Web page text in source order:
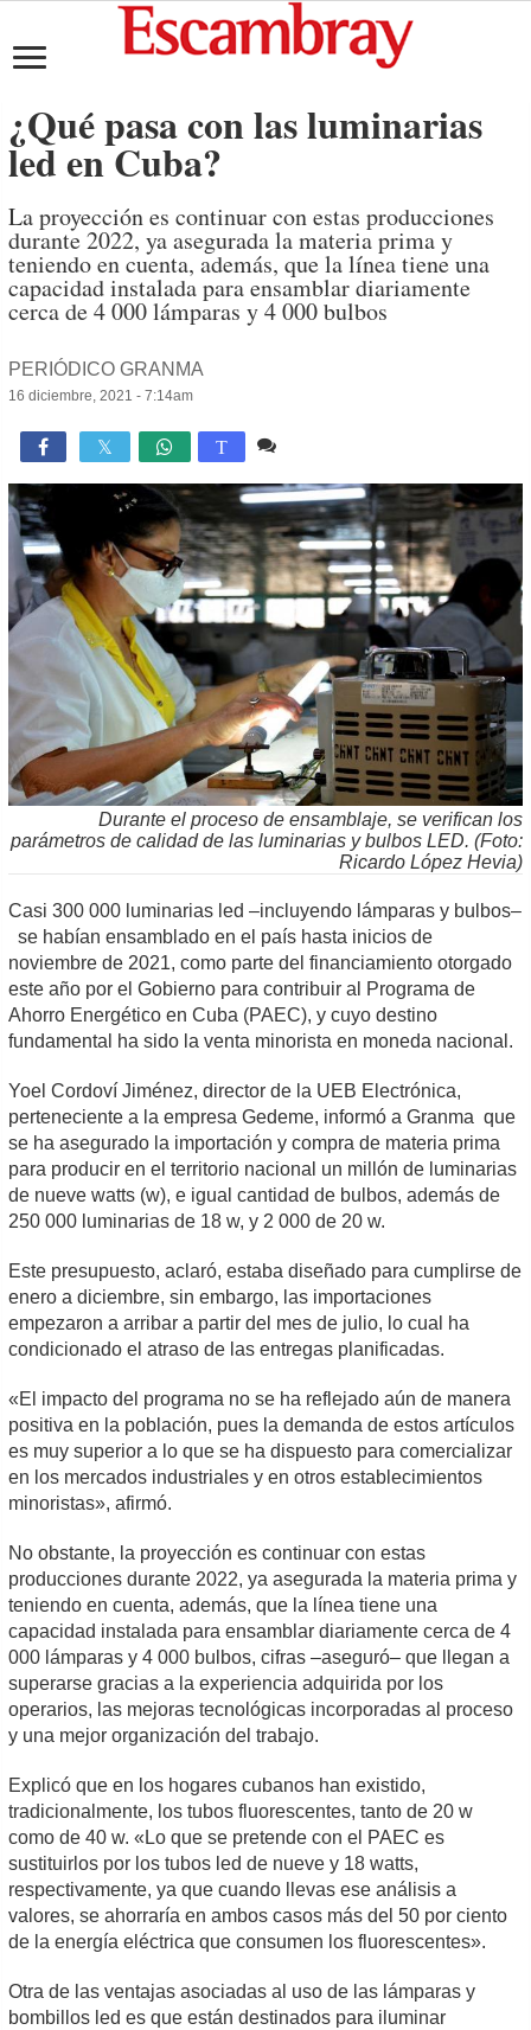
¿Qué pasa con las luminarias
led en Cuba?
La proyección es continuar con estas producciones
durante 2022, ya asegurada la materia prima y
teniendo en cuenta, además, que la línea tiene una
capacidad instalada para ensamblar diariamente
cerca de 4 000 lámparas y 4 000 bulbos
PERIÓDICO GRANMA
16 diciembre, 2021 - 7:14am
 T
Durante el proceso de ensamblaje, se verifican los
parámetros de calidad de las luminarias y bulbos LED. (Foto:
Ricardo López Hevia)
Casi 300 000 luminarias led –incluyendo lámparas y bulbos–
se habían ensamblado en el país hasta inicios de
noviembre de 2021, como parte del financiamiento otorgado
este año por el Gobierno para contribuir al Programa de
Ahorro Energético en Cuba (PAEC), y cuyo destino
fundamental ha sido la venta minorista en moneda nacional.
Yoel Cordoví Jiménez, director de la UEB Electrónica,
perteneciente a la empresa Gedeme, informó a Granma que
se ha asegurado la importación y compra de materia prima
para producir en el territorio nacional un millón de luminarias
de nueve watts (w), e igual cantidad de bulbos, además de
250 000 luminarias de 18 w, y 2 000 de 20 w.
Este presupuesto, aclaró, estaba diseñado para cumplirse de
enero a diciembre, sin embargo, las importaciones
empezaron a arribar a partir del mes de julio, lo cual ha
condicionado el atraso de las entregas planificadas.
«El impacto del programa no se ha reflejado aún de manera
positiva en la población, pues la demanda de estos artículos
es muy superior a lo que se ha dispuesto para comercializar
en los mercados industriales y en otros establecimientos
minoristas», afirmó.
No obstante, la proyección es continuar con estas
producciones durante 2022, ya asegurada la materia prima y
teniendo en cuenta, además, que la línea tiene una
capacidad instalada para ensamblar diariamente cerca de 4
000 lámparas y 4 000 bulbos, cifras –aseguró– que llegan a
superarse gracias a la experiencia adquirida por los
operarios, las mejoras tecnológicas incorporadas al proceso
y una mejor organización del trabajo.
Explicó que en los hogares cubanos han existido,
tradicionalmente, los tubos fluorescentes, tanto de 20 w
como de 40 w. «Lo que se pretende con el PAEC es
sustituirlos por los tubos led de nueve y 18 watts,
respectivamente, ya que cuando llevas ese análisis a
valores, se ahorraría en ambos casos más del 50 por ciento
de la energía eléctrica que consumen los fluorescentes».
Otra de las ventajas asociadas al uso de las lámparas y
bombillos led es que están destinados para iluminar